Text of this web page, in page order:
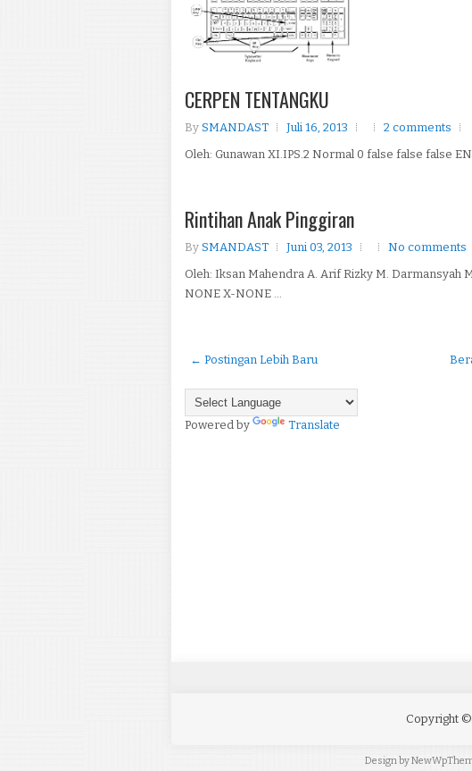
CERPEN TENTANGKU
By SMANDAST Juli 16, 2013
2 comments
Oleh: Gunawan XI.IPS.2 Normal 0 false false false
Rintihan Anak Pinggiran
By SMANDAST Juni 03, 2013
No comments
Oleh: Iksan Mahendra A. Arif Rizky M. Darmansyah
NONE X-NONE ...
← Postingan Lebih Baru
Powered by Translate
Copyright ©
Design by